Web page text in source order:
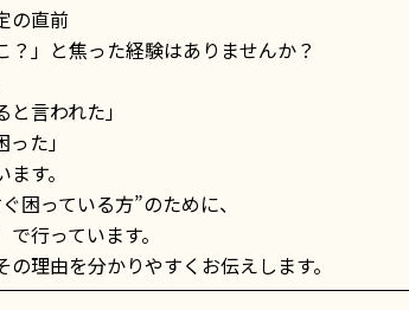
直前――
？」と焦った経験はありませんか？
言われた」
た」
す。
困っている方”のために、
行っています。
理由を分かりやすくお伝えします。